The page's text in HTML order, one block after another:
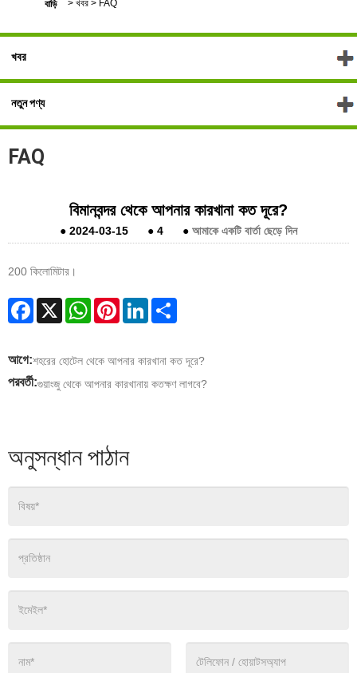
বাড়ি > খবর > FAQ
খবর
নতুন পণ্য
FAQ
বিমানবন্দর থেকে আপনার কারখানা কত দূরে?
● 2024-03-15 ● 4 ● আমাকে একটি বার্তা ছেড়ে দিন
200 কিলোমিটার।
Facebook
X WhatsAppPinterestLinkedIn
আগে:শহরের হোটেল থেকে আপনার কারখানা কত দূরে?
পরবর্তী:গুয়াংজু থেকে আপনার কারখানায় কতক্ষণ লাগবে?
অনুসন্ধান পাঠান